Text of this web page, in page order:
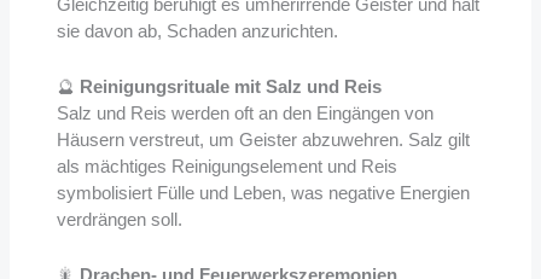
sie davon ab, Schaden anzurichten.
🔮 Reinigungsrituale mit Salz und Reis
Salz und Reis werden oft an den Eingängen von
Häusern verstreut, um Geister abzuwehren. Salz gilt
als mächtiges Reinigungselement und Reis
symbolisiert Fülle und Leben, was negative Energien
verdrängen soll.
🎇 Drachen- und Feuerwerkszeremonien